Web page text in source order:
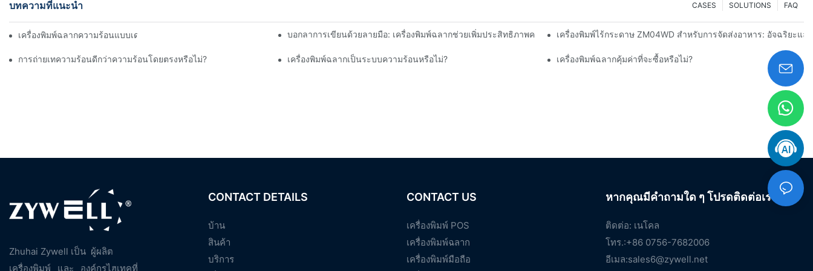
บทความที่แนะนำ FAQ
SOLUTIONS
CASES
เครื่องพิมพ์ฉลากความร้อนแบบเดสก์ท็อปมีหน่วยความจำหรือไม่? บอกลาการเขียนด้วยลายมือ: เครื่องพิมพ์ฉลากช่วยเพิ่มประสิทธิภาพคลังสินค้าของคุณได้อย่างไรเครื่องพิมพ์ไร้กระดาษ ZM04WD สำหรับการจัดส่งอาหาร: อัจฉริยะแล
การถ่ายเทความร้อนดีกว่าความร้อนโดยตรงหรือไม่? เครื่องพิมพ์ฉลากเป็นระบบความร้อนหรือไม่? เครื่องพิมพ์ฉลากคุ้มค่าที่จะซื้อหรือไม่?
Zhuhai Zywell เป็น ผู้ผลิต
เครื่องพิมพ์
และ องค์กรไฮเทคที่
CONTACT DETAILS
บ้าน
สินค้า
บริการ
CONTACT US
เครื่องพิมพ์ POS
เครื่องพิมพ์ฉลาก
เครื่องพิมพ์มือถือ
หากคุณมีคำถามใด ๆ โปรดติดต่อเรา
ติดต่อ: เนโคล
โทร.:+86 0756-7682006
อีเมล:sales6@zywell.net